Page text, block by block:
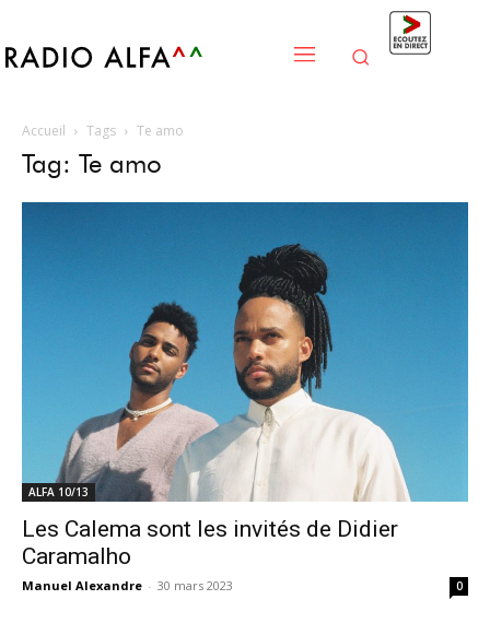
Accueil Tags Te amo
Tag: Te amo
ALFA 10/13
Les Calema sont les invités de Didier
Caramalho
Manuel Alexandre - 30 mars 2023 0